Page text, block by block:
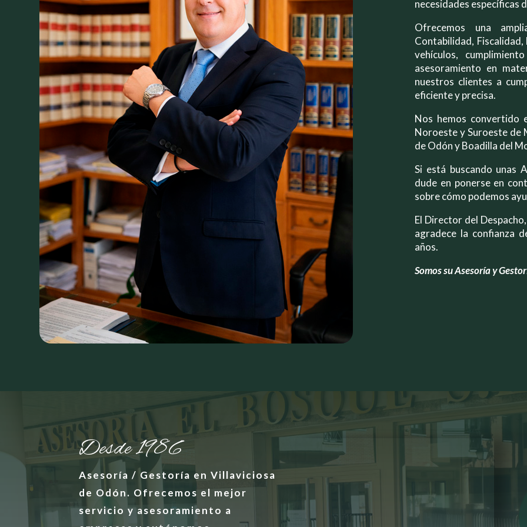
necesidades específicas
Ofrecemos una
Contabilidad,
vehículos,
asesoramiento en
nuestros clientes a
eficiente y precisa.
Nos hemos convertido
Noroeste y Suroeste de
de Odón y Boadilla del
Si está buscando unas
dude en ponerse en
sobre cómo podemos
El Director del
agradece la confianza
años.
Somos su Asesoría y
Desde 1986
Asesoría / Gestoría en Villaviciosa
de Odón. Ofrecemos el mejor
servicio y asesoramiento a